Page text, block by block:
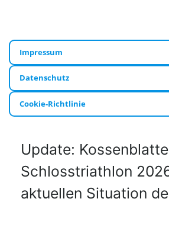
Impressum
Datenschutz
Cookie-Richtlinie
Update:
Schlosstriathlon
aktuellen Situation